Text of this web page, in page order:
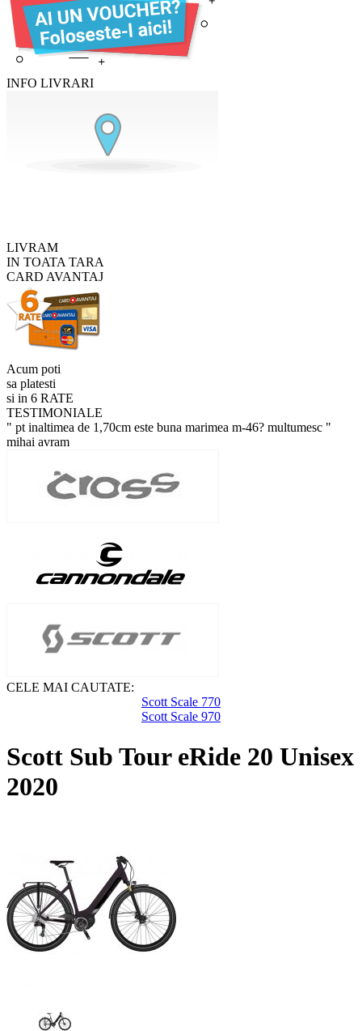
INFO LIVRARI
LIVRAM
IN TOATA TARA
CARD AVANTAJ
Acum poti
sa platesti
si in 6 RATE
TESTIMONIALE
" pt inaltimea de 1,70cm este buna marimea m-46? multumesc "
mihai avram
CELE MAI CAUTATE:
Scott Scale 770
Scott Scale 970
Scott Sub Tour eRide 20 Unisex
2020